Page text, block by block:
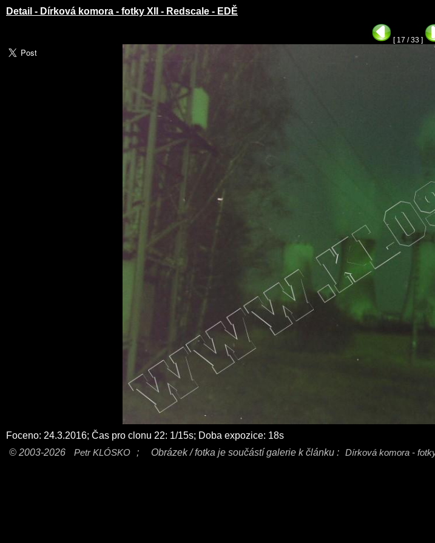
Detail - Dírková komora - fotky XII - Redscale - EDĚ
[ 17 / 33 ]
Foceno: 24.3.2016; Čas pro clonu 22: 1/15s; Doba expozice: 18s
© 2003-2026
Petr KLÓSKO ; Obrázek / fotka je součástí galerie k článku : Dírková komora -